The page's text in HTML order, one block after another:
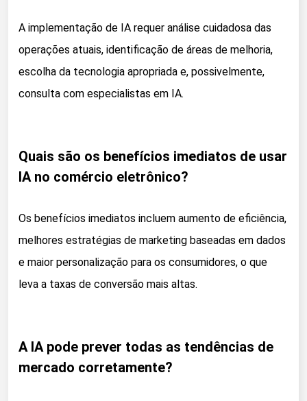
A implementação de IA requer análise cuidadosa das
operações atuais, identificação de áreas de melhoria,
escolha da tecnologia apropriada e, possivelmente,
consulta com especialistas em IA.
Quais são os benefícios imediatos de usar
IA no comércio eletrônico?
Os benefícios imediatos incluem aumento de eficiência,
melhores estratégias de marketing baseadas em dados
e maior personalização para os consumidores, o que
leva a taxas de conversão mais altas.
A IA pode prever todas as tendências de
mercado corretamente?